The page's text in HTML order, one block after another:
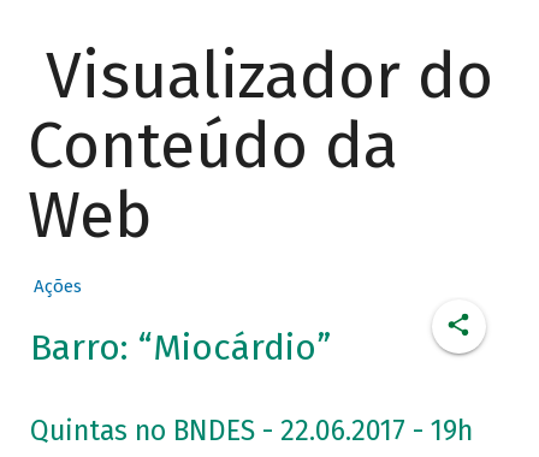
Visualizador do
Conteúdo da
Web
Ações
Barro: “Miocárdio”
Quintas no BNDES - 22.06.2017 - 19h